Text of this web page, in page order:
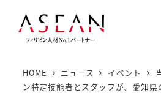
HOME ニュース イベント
ン特定技能者とスタッフが、愛知